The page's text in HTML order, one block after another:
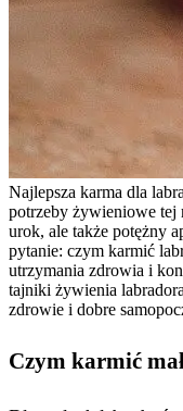
Najlepsza karma dla
potrzeby żywieniowe tej
urok, ale także potężny
pytanie: czym karmić
utrzymania zdrowia i
tajniki żywienia
zdrowie i dobre
Czym karmić